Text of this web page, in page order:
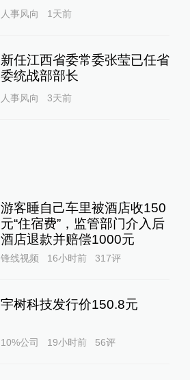
人事风向 1天前
新任江西省委常委张莹已任省
委统战部部长
人事风向 3天前
游客睡自己车里被酒店收150
元“住宿费”，监管部门介入后
酒店退款并赔偿1000元
锋线视频 16小时前 317评
宇树科技发行价150.8元
10%公司 19小时前 56评